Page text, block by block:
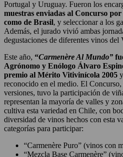
Portugal y Uruguay. Fueron los
muestras enviadas al Concurso
como de Brasil, y seleccionar a los
Además, el jurado vivió ambas
degustaciones de diferentes vinos del
Este año, “Carmenère Al Mundo”
Agrónomo y Enólogo Álvaro
premio al Mérito Vitivinícola 2005
reconocido en el medio. El
versiones, tuvo la participación de
representan la mayoría de valles y
cultiva esta variedad en Chile, con
diversidad de vinos hechos con esta
categorías para participar:
“Carmenère Puro” (vinos con
“Mezcla Base Carmenère”